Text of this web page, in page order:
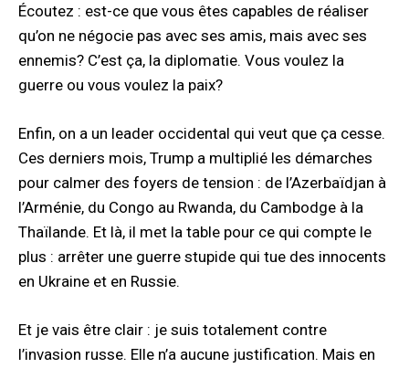
Écoutez : est-ce que vous êtes capables de réaliser
qu’on ne négocie pas avec ses amis, mais avec ses
ennemis? C’est ça, la diplomatie. Vous voulez la
guerre ou vous voulez la paix?
Enfin, on a un leader occidental qui veut que ça cesse.
Ces derniers mois, Trump a multiplié les démarches
pour calmer des foyers de tension : de l’Azerbaïdjan à
l’Arménie, du Congo au Rwanda, du Cambodge à la
Thaïlande. Et là, il met la table pour ce qui compte le
plus : arrêter une guerre stupide qui tue des innocents
en Ukraine et en Russie.
Et je vais être clair : je suis totalement contre
l’invasion russe. Elle n’a aucune justification. Mais en